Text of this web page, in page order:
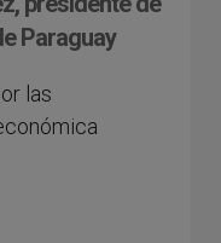
Paraguay
las